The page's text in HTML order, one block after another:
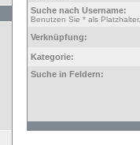
Suche nach Username:
Benutzen Sie * als Platzhalter.
Verknüpfung:
Kategorie:
Suche in Feldern: